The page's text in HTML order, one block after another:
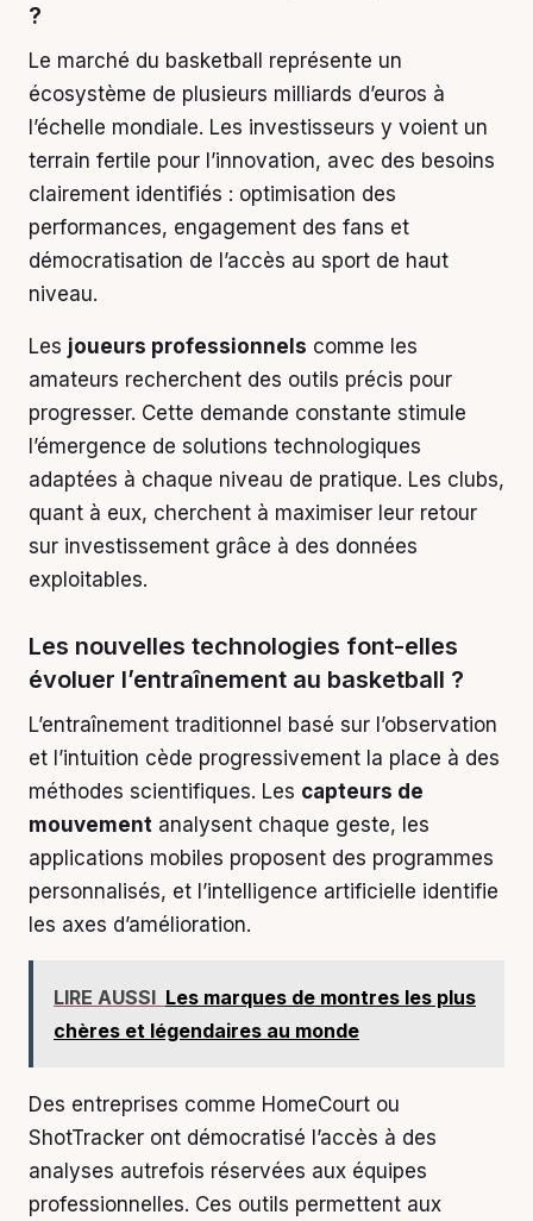
?
Le marché du basketball représente un
écosystème de plusieurs milliards d’euros à
l’échelle mondiale. Les investisseurs y voient un
terrain fertile pour l’innovation, avec des besoins
clairement identifiés : optimisation des
performances, engagement des fans et
démocratisation de l’accès au sport de haut
niveau.
Les joueurs professionnels comme les
amateurs recherchent des outils précis pour
progresser. Cette demande constante stimule
l’émergence de solutions technologiques
adaptées à chaque niveau de pratique. Les clubs,
quant à eux, cherchent à maximiser leur retour
sur investissement grâce à des données
exploitables.
Les nouvelles technologies font-elles
évoluer l’entraînement au basketball ?
L’entraînement traditionnel basé sur l’observation
et l’intuition cède progressivement la place à des
méthodes scientifiques. Les capteurs de
mouvement analysent chaque geste, les
applications mobiles proposent des programmes
personnalisés, et l’intelligence artificielle identifie
les axes d’amélioration.
LIRE AUSSI Les marques de montres les plus
chères et légendaires au monde
Des entreprises comme HomeCourt ou
ShotTracker ont démocratisé l’accès à des
analyses autrefois réservées aux équipes
professionnelles. Ces outils permettent aux